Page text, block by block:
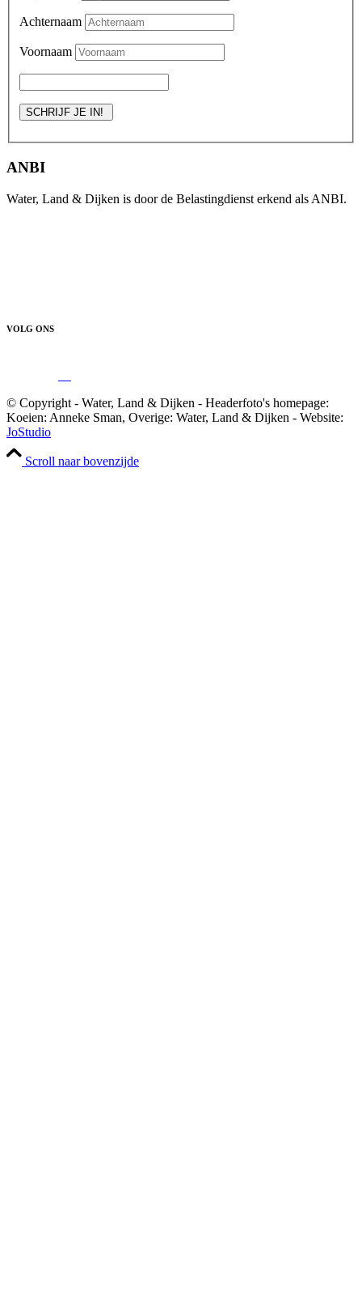
Achternaam
Voornaam
ANBI
Water, Land & Dijken is door de Belastingdienst erkend als ANBI.
VOLG ONS
© Copyright - Water, Land & Dijken - Headerfoto's homepage:
Koeien: Anneke Sman, Overige: Water, Land & Dijken - Website:
JoStudio
Scroll naar bovenzijde